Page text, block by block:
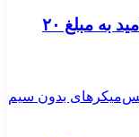
کاهش موالید در کشور / شارژ کارت امید به مبلغ ۲۰